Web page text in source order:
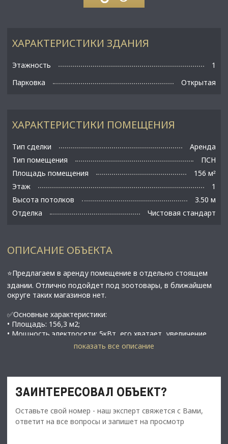
ХАРАКТЕРИСТИКИ ПОМЕЩЕНИЯ
Тип сделки
Аренда
Тип помещения
ПСН
Площадь помещения
156 м²
Этаж
1
Высота потолков
3.50 м
Отделка
Чистовая стандарт
ХАРАКТЕРИСТИКИ ЗДАНИЯ
Этажность
1
Парковка
Открытая
ОПИСАНИЕ ОБЪЕКТА
⭐Предлагаем в аренду помещение в отдельно стоящем
здании. Отлично подойдет под зоотовары, в ближайшем
округе таких магазинов нет.
✅Основные характеристики:
• Площадь: 156,3 м2;
• Мощность электросети: 5кВт, его хватает, увеличение
⭐Стоимость, условия сделки:
• Обеспечительный платеж - 100% ;
• Срок договора - длительный (от 11 мес.);
показать все описание
ЗАИНТЕРЕСОВАЛ ОБЪЕКТ?
Оставьте свой номер - наш эксперт свяжется с Вами,
ответит на все вопросы и запишет на просмотр